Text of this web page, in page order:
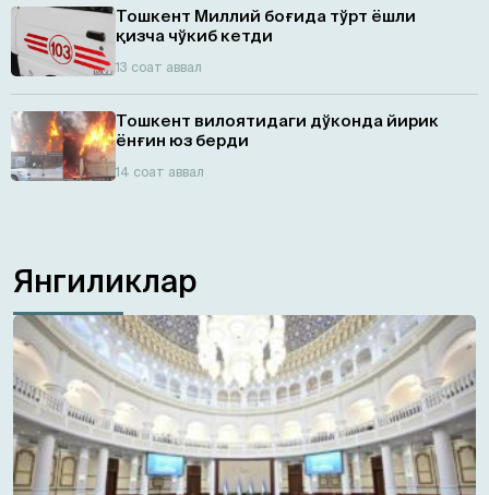
Тошкент Миллий боғида тўрт ёшли
қизча чўкиб кетди
13 соат аввал
Тошкент вилоятидаги дўконда йирик
ёнғин юз берди
14 соат аввал
Янгиликлар